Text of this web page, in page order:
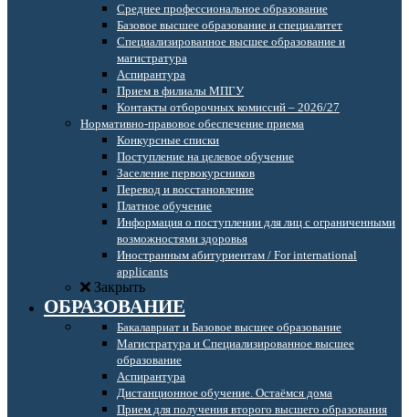
Среднее профессиональное образование
Базовое высшее образование и специалитет
Специализированное высшее образование и
магистратура
Аспирантура
Прием в филиалы МПГУ
Контакты отборочных комиссий – 2026/27
Нормативно-правовое обеспечение приема
Конкурсные списки
Поступление на целевое обучение
Заселение первокурсников
Перевод и восстановление
Платное обучение
Информация о поступлении для лиц с ограниченными
возможностями здоровья
Иностранным абитуриентам / For international
applicants
Закрыть
ОБРАЗОВАНИЕ
Бакалавриат и Базовое высшее образование
Магистратура и Специализированное высшее
образование
Аспирантура
Дистанционное обучение. Остаёмся дома
Прием для получения второго высшего образования